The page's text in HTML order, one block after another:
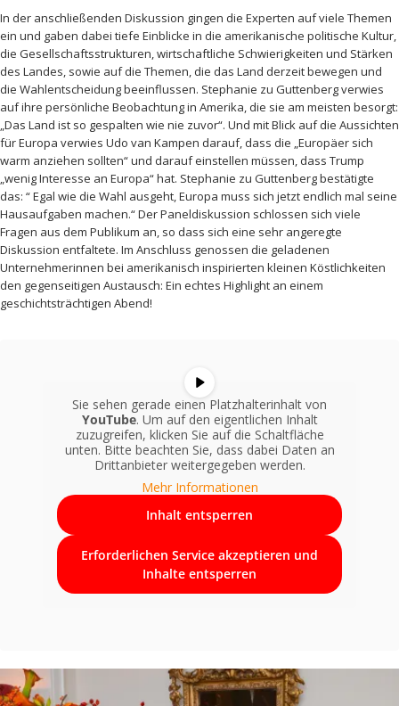
In der anschließenden Diskussion gingen die Experten auf viele Themen
ein und gaben dabei tiefe Einblicke in die amerikanische politische Kultur,
die Gesellschaftsstrukturen, wirtschaftliche Schwierigkeiten und Stärken
des Landes, sowie auf die Themen, die das Land derzeit bewegen und
die Wahlentscheidung beeinflussen. Stephanie zu Guttenberg verwies
auf ihre persönliche Beobachtung in Amerika, die sie am meisten besorgt:
„Das Land ist so gespalten wie nie zuvor“. Und mit Blick auf die Aussichten
für Europa verwies Udo van Kampen darauf, dass die „Europäer sich
warm anziehen sollten“ und darauf einstellen müssen, dass Trump
„wenig Interesse an Europa“ hat. Stephanie zu Guttenberg bestätigte
das: “ Egal wie die Wahl ausgeht, Europa muss sich jetzt endlich mal seine
Hausaufgaben machen.“ Der Paneldiskussion schlossen sich viele
Fragen aus dem Publikum an, so dass sich eine sehr angeregte
Diskussion entfaltete. Im Anschluss genossen die geladenen
Unternehmerinnen bei amerikanisch inspirierten kleinen Köstlichkeiten
den gegenseitigen Austausch: Ein echtes Highlight an einem
geschichtsträchtigen Abend!
Sie sehen gerade einen Platzhalterinhalt von
YouTube. Um auf den eigentlichen Inhalt
zuzugreifen, klicken Sie auf die Schaltfläche
unten. Bitte beachten Sie, dass dabei Daten an
Drittanbieter weitergegeben werden.
Mehr Informationen
Inhalt entsperren
Erforderlichen Service akzeptieren und
Inhalte entsperren